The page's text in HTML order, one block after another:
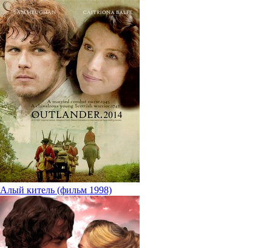
Алый китель (фильм 1998)